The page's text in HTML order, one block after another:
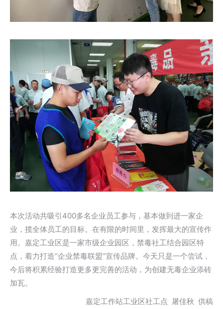
本次活动共吸引400多名企业员工参与，基本做到进一家企
业，揽全体员工的目标。在有限的时间里，发挥最大的宣传作
用。嘉定工业区是一家市级企业园区，禁毒社工结合园区特
点，着力打造“企业禁毒联盟”宣传品牌。今天只是一个尝试，
今后将积累经验打造更多更完善的活动，为创建无毒企业添砖
加瓦。
嘉定工作站工业区社工点 屠佳秋 供稿